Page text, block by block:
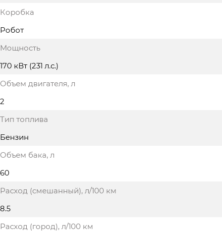
Коробка
Робот
Мощность
170 кВт (231 л.с.)
Объем двигателя, л
2
Тип топлива
Бензин
Объем бака, л
60
Расход (смешанный), л/100 км
8.5
Расход (город), л/100 км